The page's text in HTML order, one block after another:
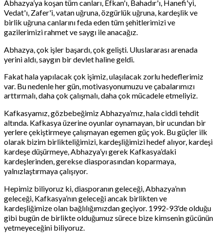
Abhazya’ya koşan tüm canları, Efkan'ı, Bahadır'ı, Hanefi'yi,
Vedat'ı, Zafer'i, vatan uğruna, özgürlük uğruna, kardeşlik ve
birlik uğruna canlarını feda eden tüm şehitlerimizi ve
gazilerimizi rahmet ve saygı ile anacağız.
Abhazya, çok işler başardı, çok gelişti. Uluslararası arenada
yerini aldı, saygın bir devlet haline geldi.
Fakat hala yapılacak çok işimiz, ulaşılacak zorlu hedeflerimiz
var. Bu nedenle her gün, motivasyonumuzu ve çabalarımızı
arttırmalı, daha çok çalışmalı, daha çok mücadele etmeliyiz.
Kafkasyamız, gözbebeğimiz Abhazya’mız, hala ciddi tehdit
altında. Kafkasya üzerine oyunlar oynamayan, bir ucundan bir
yerlere çekiştirmeye çalışmayan egemen güç yok. Bu güçler ilk
olarak bizim birlikteliğimizi, kardeşliğimizi hedef alıyor, kardeşi
kardeşe düşürmeye, Abhazya’yı gerek Kafkasya’daki
kardeşlerinden, gerekse diasporasından koparmaya,
yalnızlaştırmaya çalışıyor.
Hepimiz biliyoruz ki, diasporanın geleceği, Abhazya’nın
geleceği, Kafkasya’nın geleceği ancak birlikten ve
kardeşliğimize olan bağlılığımızdan geçiyor. 1992-93'de olduğu
gibi bugün de birlikte olduğumuz sürece bize kimsenin gücünün
yetmeyeceğini biliyoruz.